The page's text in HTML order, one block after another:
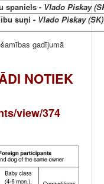
spaniels - Vlado Piskay
suņi - Vlado Piskay (SK)
gadījumā
NOTIEK
view/374